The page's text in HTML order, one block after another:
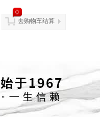
0
去购物车结算